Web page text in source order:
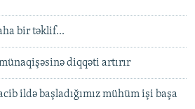
bir təklif...
diqqəti artırır
ildə başladığımız mühüm işi başa